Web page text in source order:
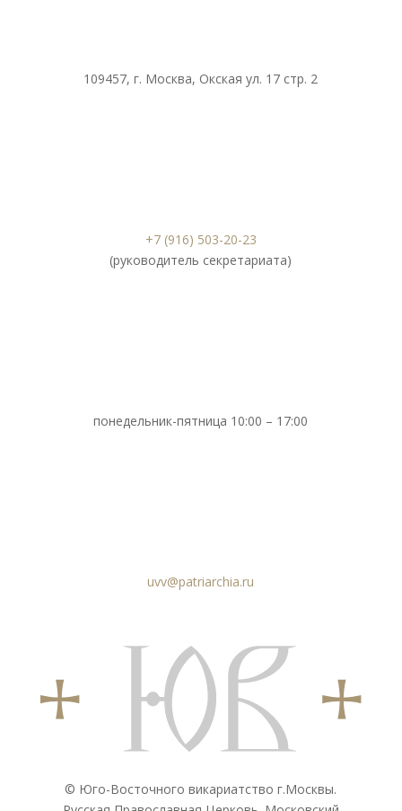
109457, г. Москва, Окская ул. 17 стр. 2
+7 (916) 503-20-23
(руководитель секретариата)
понедельник-пятница 10:00 – 17:00
uvv@patriarchia.ru
© Юго-Восточного викариатствo г.Москвы.